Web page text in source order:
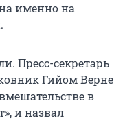
именно на
Пресс-секретарь
Гийом Верне
в
и назвал